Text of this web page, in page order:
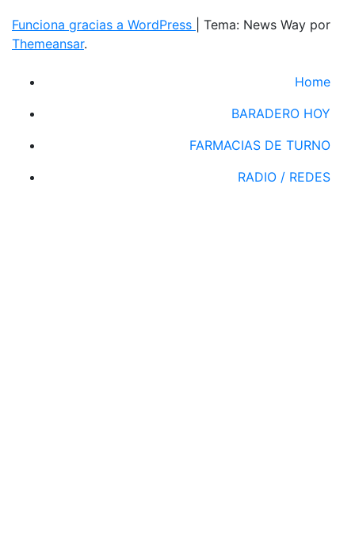
Funciona gracias a WordPress
Tema: News Way por
Themeansar.
Home
BARADERO HOY
FARMACIAS DE TURNO
RADIO / REDES